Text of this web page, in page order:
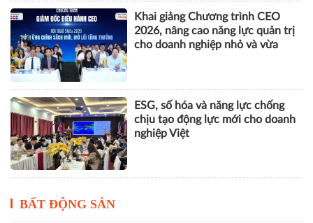
Khai giảng Chương trình CEO
2026, nâng cao năng lực quản trị
cho doanh nghiệp nhỏ và vừa
ESG, số hóa và năng lực chống
chịu tạo động lực mới cho doanh
nghiệp Việt
BẤT ĐỘNG SẢN